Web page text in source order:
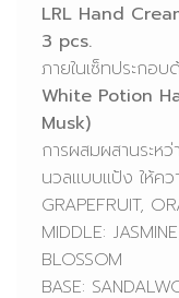
LRL Hand
3 pcs.
ภายในเซ็ทประก
White Potion
Musk)
การผสมผสานระห
นวลแบบแป้ง ให้คว
GRAPEFRUIT,
MIDDLE:
BLOSSOM
BASE: